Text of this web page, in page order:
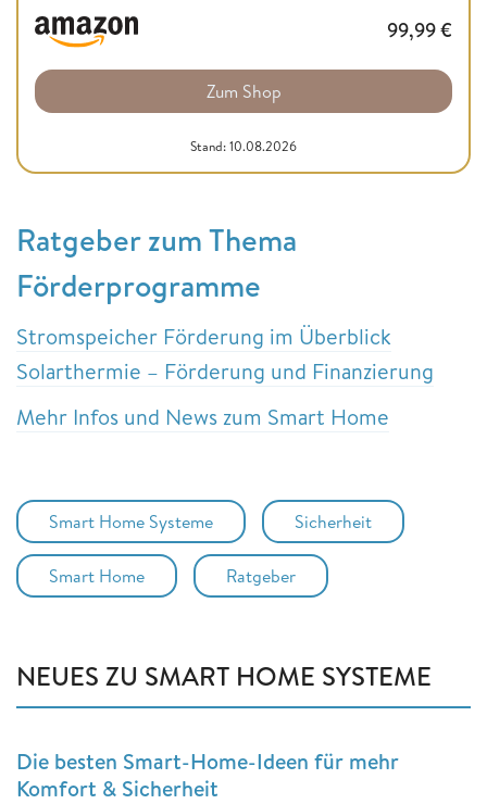
99,99€
Zum Shop
Stand: 10.08.2026
Ratgeber zum Thema
Förderprogramme
Stromspeicher Förderung im Überblick
Solarthermie – Förderung und Finanzierung
Mehr Infos und News zum Smart Home
Smart Home Systeme Sicherheit
Smart Home Ratgeber
NEUES ZU SMART HOME SYSTEME
Die besten Smart-Home-Ideen für mehr
Komfort & Sicherheit